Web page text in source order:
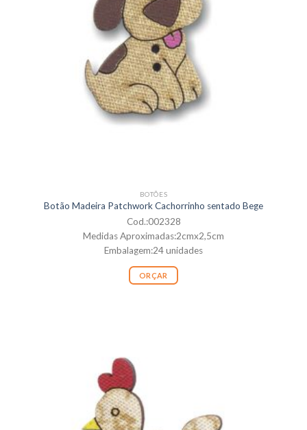
BOTÕES
Botão Madeira Patchwork Cachorrinho sentado Bege
Cod.:002328
Medidas Aproximadas:2cmx2,5cm
Embalagem:24 unidades
ORÇAR